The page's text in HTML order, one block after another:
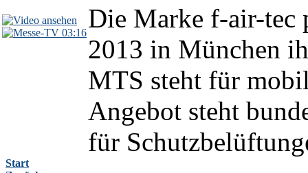
03:16Die Marke f-air-tec
2013 in München
MTS steht für
Angebot steht
für
Start